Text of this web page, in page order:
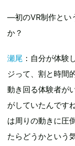
—初のVR制作とい
か？
瀬尾 ：自分が体験
ジって、割と時間
動き回る体験者が
がしていたんです
は周りの動きに圧
たらどうかという